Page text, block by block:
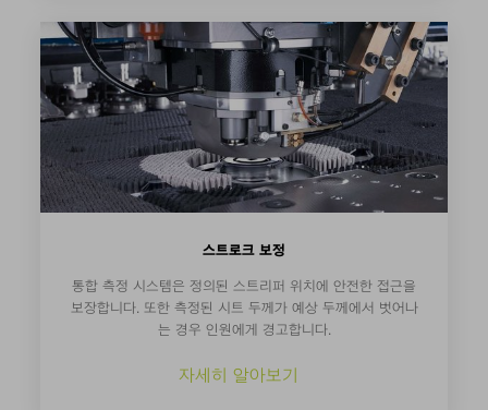
스트로크 보정
통합 측정 시스템은 정의된 스트리퍼 위치에 안전한 접근을
보장합니다. 또한 측정된 시트 두께가 예상 두께에서 벗어나
는 경우 인원에게 경고합니다.
자세히 알아보기